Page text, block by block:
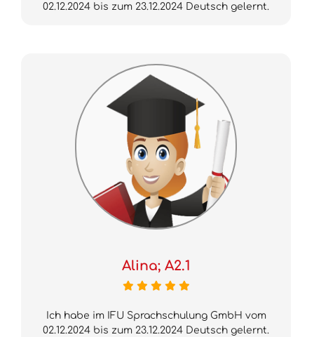
02.12.2024 bis zum 23.12.2024 Deutsch gelernt.
Alina; A2.1
Ich habe im IFU Sprachschulung GmbH vom
02.12.2024 bis zum 23.12.2024 Deutsch gelernt.